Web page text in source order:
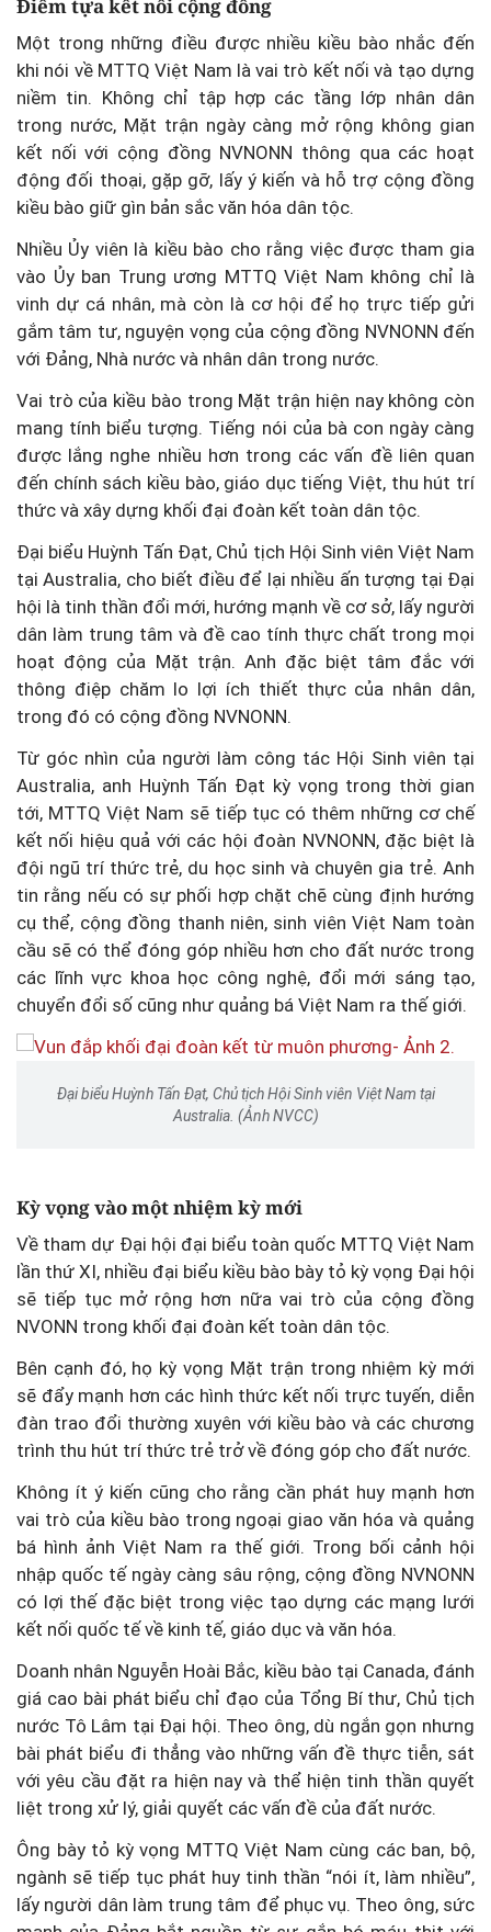
Điểm tựa kết nối cộng đồng
Một trong những điều được nhiều kiều bào nhắc đến
khi nói về MTTQ Việt Nam là vai trò kết nối và tạo dựng
niềm tin. Không chỉ tập hợp các tầng lớp nhân dân
trong nước, Mặt trận ngày càng mở rộng không gian
kết nối với cộng đồng NVNONN thông qua các hoạt
động đối thoại, gặp gỡ, lấy ý kiến và hỗ trợ cộng đồng
kiều bào giữ gìn bản sắc văn hóa dân tộc.
Nhiều Ủy viên là kiều bào cho rằng việc được tham gia
vào Ủy ban Trung ương MTTQ Việt Nam không chỉ là
vinh dự cá nhân, mà còn là cơ hội để họ trực tiếp gửi
gắm tâm tư, nguyện vọng của cộng đồng NVNONN đến
với Đảng, Nhà nước và nhân dân trong nước.
Vai trò của kiều bào trong Mặt trận hiện nay không còn
mang tính biểu tượng. Tiếng nói của bà con ngày càng
được lắng nghe nhiều hơn trong các vấn đề liên quan
đến chính sách kiều bào, giáo dục tiếng Việt, thu hút trí
thức và xây dựng khối đại đoàn kết toàn dân tộc.
Đại biểu Huỳnh Tấn Đạt, Chủ tịch Hội Sinh viên Việt Nam
tại Australia, cho biết điều để lại nhiều ấn tượng tại Đại
hội là tinh thần đổi mới, hướng mạnh về cơ sở, lấy người
dân làm trung tâm và đề cao tính thực chất trong mọi
hoạt động của Mặt trận. Anh đặc biệt tâm đắc với
thông điệp chăm lo lợi ích thiết thực của nhân dân,
trong đó có cộng đồng NVNONN.
Từ góc nhìn của người làm công tác Hội Sinh viên tại
Australia, anh Huỳnh Tấn Đạt kỳ vọng trong thời gian
tới, MTTQ Việt Nam sẽ tiếp tục có thêm những cơ chế
kết nối hiệu quả với các hội đoàn NVNONN, đặc biệt là
đội ngũ trí thức trẻ, du học sinh và chuyên gia trẻ. Anh
tin rằng nếu có sự phối hợp chặt chẽ cùng định hướng
cụ thể, cộng đồng thanh niên, sinh viên Việt Nam toàn
cầu sẽ có thể đóng góp nhiều hơn cho đất nước trong
các lĩnh vực khoa học công nghệ, đổi mới sáng tạo,
chuyển đổi số cũng như quảng bá Việt Nam ra thế giới.
Đại biểu Huỳnh Tấn Đạt, Chủ tịch Hội Sinh viên Việt Nam tại
Australia. (Ảnh NVCC)
Kỳ vọng vào một nhiệm kỳ mới
Về tham dự Đại hội đại biểu toàn quốc MTTQ Việt Nam
lần thứ XI, nhiều đại biểu kiều bào bày tỏ kỳ vọng Đại hội
sẽ tiếp tục mở rộng hơn nữa vai trò của cộng đồng
NVONN trong khối đại đoàn kết toàn dân tộc.
Bên cạnh đó, họ kỳ vọng Mặt trận trong nhiệm kỳ mới
sẽ đẩy mạnh hơn các hình thức kết nối trực tuyến, diễn
đàn trao đổi thường xuyên với kiều bào và các chương
trình thu hút trí thức trẻ trở về đóng góp cho đất nước.
Không ít ý kiến cũng cho rằng cần phát huy mạnh hơn
vai trò của kiều bào trong ngoại giao văn hóa và quảng
bá hình ảnh Việt Nam ra thế giới. Trong bối cảnh hội
nhập quốc tế ngày càng sâu rộng, cộng đồng NVNONN
có lợi thế đặc biệt trong việc tạo dựng các mạng lưới
kết nối quốc tế về kinh tế, giáo dục và văn hóa.
Doanh nhân Nguyễn Hoài Bắc, kiều bào tại Canada, đánh
giá cao bài phát biểu chỉ đạo của Tổng Bí thư, Chủ tịch
nước Tô Lâm tại Đại hội. Theo ông, dù ngắn gọn nhưng
bài phát biểu đi thẳng vào những vấn đề thực tiễn, sát
với yêu cầu đặt ra hiện nay và thể hiện tinh thần quyết
liệt trong xử lý, giải quyết các vấn đề của đất nước.
Ông bày tỏ kỳ vọng MTTQ Việt Nam cùng các ban, bộ,
ngành sẽ tiếp tục phát huy tinh thần “nói ít, làm nhiều”,
lấy người dân làm trung tâm để phục vụ. Theo ông, sức